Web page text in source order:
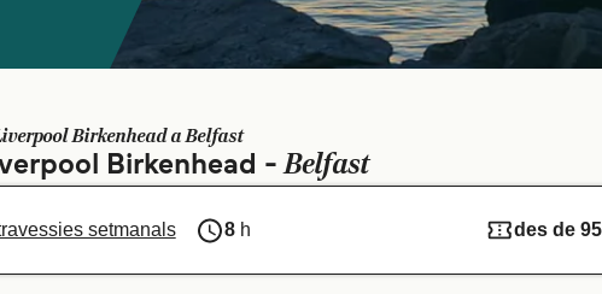
Birkenhead a Belfast
Birkenhead -Belfast
setmanals 8h des de